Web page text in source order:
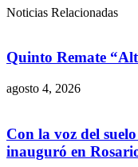
Noticias Relacionadas
Quinto Remate
agosto 4, 2026
Con la voz del
inauguró en